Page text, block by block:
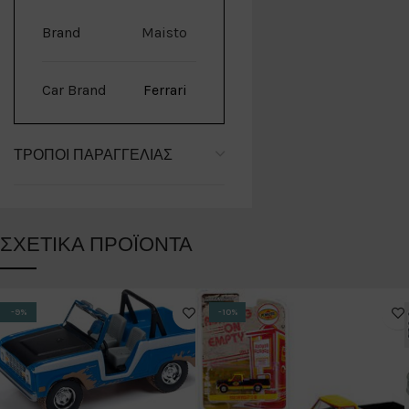
Brand Maisto
Car Brand Ferrari
ΤΡΌΠΟΙ ΠΑΡΑΓΓΕΛΊΑΣ
ΣΧΕΤΙΚΆ ΠΡΟΪΌΝΤΑ
-9% -10%